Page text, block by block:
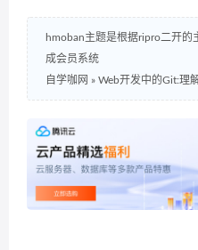
hmoban主题是根据ripro二开的
成会员系统
自学咖网 » Web开发中的Git:理